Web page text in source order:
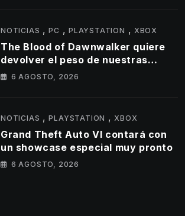
NOTICIAS ,PC ,PLAYSTATION , XBOX
The Blood of Dawnwalker quiere
devolver el peso de nuestras
decisiones a los RPG de mundo
6 AGOSTO, 2026
NOTICIAS ,PLAYSTATION ,XBOX
Grand Theft Auto VI contará con
un showcase especial muy pronto
6 AGOSTO, 2026